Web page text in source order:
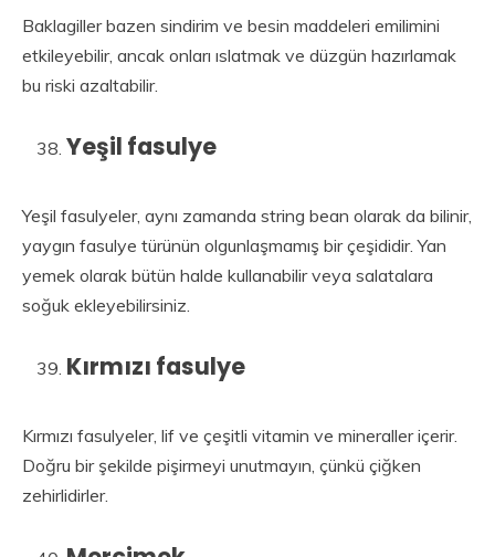
Baklagiller bazen sindirim ve besin maddeleri emilimini
etkileyebilir, ancak onları ıslatmak ve düzgün hazırlamak
bu riski azaltabilir.
Yeşil fasulye
Yeşil fasulyeler, aynı zamanda string bean olarak da bilinir,
yaygın fasulye türünün olgunlaşmamış bir çeşididir. Yan
yemek olarak bütün halde kullanabilir veya salatalara
soğuk ekleyebilirsiniz.
Kırmızı fasulye
Kırmızı fasulyeler, lif ve çeşitli vitamin ve mineraller içerir.
Doğru bir şekilde pişirmeyi unutmayın, çünkü çiğken
zehirlidirler.